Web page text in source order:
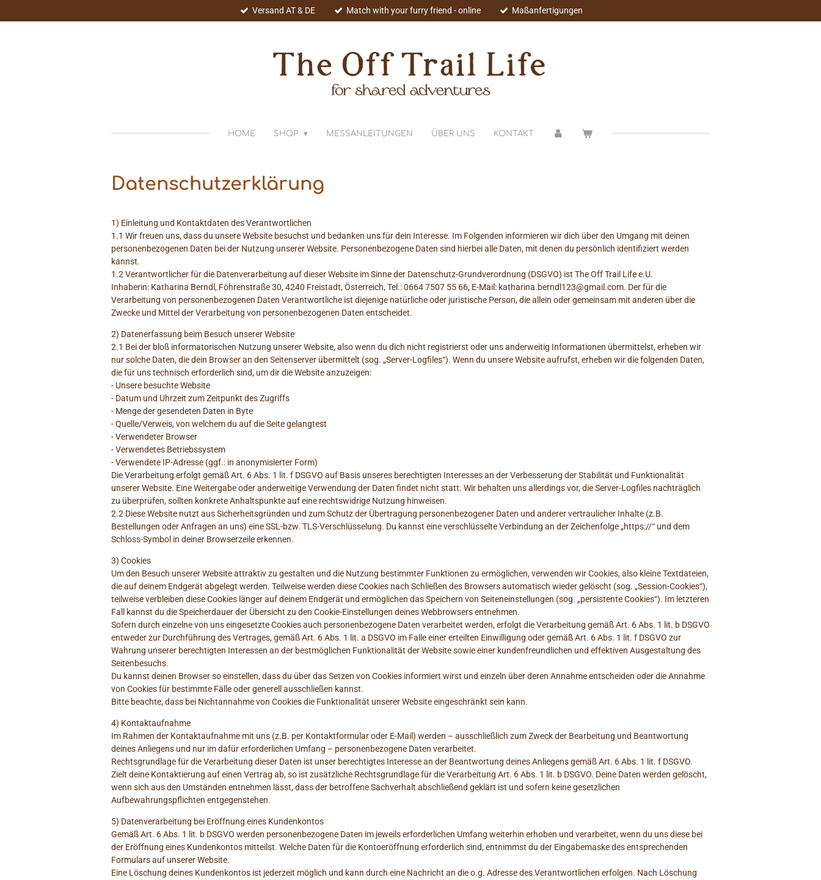
Hauptinhalt
Versand AT & DE Match with your furry friend - online Maßanfertigungen
HOME SHOP MESSANLEITUNGEN ÜBER UNS KONTAKT
Datenschutzerklärung
1) Einleitung und Kontaktdaten des Verantwortlichen
1.1 Wir freuen uns, dass du unsere Website besuchst und bedanken uns für dein Interesse. Im Folgenden informieren wir dich über den Umgang mit deinen
personenbezogenen Daten bei der Nutzung unserer Website. Personenbezogene Daten sind hierbei alle Daten, mit denen du persönlich identifiziert werden
kannst.
1.2 Verantwortlicher für die Datenverarbeitung auf dieser Website im Sinne der Datenschutz-Grundverordnung (DSGVO) ist The Off Trail Life e.U.
Inhaberin: Katharina Berndl, Föhrenstraße 30, 4240 Freistadt, Österreich, Tel.: 0664 7507 55 66, E-Mail: katharina.berndl123@gmail.com. Der für die
Verarbeitung von personenbezogenen Daten Verantwortliche ist diejenige natürliche oder juristische Person, die allein oder gemeinsam mit anderen über die
Zwecke und Mittel der Verarbeitung von personenbezogenen Daten entscheidet.
2) Datenerfassung beim Besuch unserer Website
2.1 Bei der bloß informatorischen Nutzung unserer Website, also wenn du dich nicht registrierst oder uns anderweitig Informationen übermittelst, erheben wir
nur solche Daten, die dein Browser an den Seitenserver übermittelt (sog. „Server-Logfiles“). Wenn du unsere Website aufrufst, erheben wir die folgenden Daten,
die für uns technisch erforderlich sind, um dir die Website anzuzeigen:
- Unsere besuchte Website
- Datum und Uhrzeit zum Zeitpunkt des Zugriffs
- Menge der gesendeten Daten in Byte
- Quelle/Verweis, von welchem du auf die Seite gelangtest
- Verwendeter Browser
- Verwendetes Betriebssystem
- Verwendete IP-Adresse (ggf.: in anonymisierter Form)
Die Verarbeitung erfolgt gemäß Art. 6 Abs. 1 lit. f DSGVO auf Basis unseres berechtigten Interesses an der Verbesserung der Stabilität und Funktionalität
unserer Website. Eine Weitergabe oder anderweitige Verwendung der Daten findet nicht statt. Wir behalten uns allerdings vor, die Server-Logfiles nachträglich
zu überprüfen, sollten konkrete Anhaltspunkte auf eine rechtswidrige Nutzung hinweisen.
2.2 Diese Website nutzt aus Sicherheitsgründen und zum Schutz der Übertragung personenbezogener Daten und anderer vertraulicher Inhalte (z.B.
Bestellungen oder Anfragen an uns) eine SSL-bzw. TLS-Verschlüsselung. Du kannst eine verschlüsselte Verbindung an der Zeichenfolge „https://“ und dem
Schloss-Symbol in deiner Browserzeile erkennen.
3) Cookies
Um den Besuch unserer Website attraktiv zu gestalten und die Nutzung bestimmter Funktionen zu ermöglichen, verwenden wir Cookies, also kleine Textdateien,
die auf deinem Endgerät abgelegt werden. Teilweise werden diese Cookies nach Schließen des Browsers automatisch wieder gelöscht (sog. „Session-Cookies“),
teilweise verbleiben diese Cookies länger auf deinem Endgerät und ermöglichen das Speichern von Seiteneinstellungen (sog. „persistente Cookies“). Im letzteren
Fall kannst du die Speicherdauer der Übersicht zu den Cookie-Einstellungen deines Webbrowsers entnehmen.
Sofern durch einzelne von uns eingesetzte Cookies auch personenbezogene Daten verarbeitet werden, erfolgt die Verarbeitung gemäß Art. 6 Abs. 1 lit. b DSGVO
entweder zur Durchführung des Vertrages, gemäß Art. 6 Abs. 1 lit. a DSGVO im Falle einer erteilten Einwilligung oder gemäß Art. 6 Abs. 1 lit. f DSGVO zur
Wahrung unserer berechtigten Interessen an der bestmöglichen Funktionalität der Website sowie einer kundenfreundlichen und effektiven Ausgestaltung des
Seitenbesuchs.
Du kannst deinen Browser so einstellen, dass du über das Setzen von Cookies informiert wirst und einzeln über deren Annahme entscheiden oder die Annahme
von Cookies für bestimmte Fälle oder generell ausschließen kannst.
Bitte beachte, dass bei Nichtannahme von Cookies die Funktionalität unserer Website eingeschränkt sein kann.
4) Kontaktaufnahme
Im Rahmen der Kontaktaufnahme mit uns (z.B. per Kontaktformular oder E-Mail) werden – ausschließlich zum Zweck der Bearbeitung und Beantwortung
deines Anliegens und nur im dafür erforderlichen Umfang – personenbezogene Daten verarbeitet.
Rechtsgrundlage für die Verarbeitung dieser Daten ist unser berechtigtes Interesse an der Beantwortung deines Anliegens gemäß Art. 6 Abs. 1 lit. f DSGVO.
Zielt deine Kontaktierung auf einen Vertrag ab, so ist zusätzliche Rechtsgrundlage für die Verarbeitung Art. 6 Abs. 1 lit. b DSGVO. Deine Daten werden gelöscht,
wenn sich aus den Umständen entnehmen lässt, dass der betroffene Sachverhalt abschließend geklärt ist und sofern keine gesetzlichen
Aufbewahrungspflichten entgegenstehen.
5) Datenverarbeitung bei Eröffnung eines Kundenkontos
Gemäß Art. 6 Abs. 1 lit. b DSGVO werden personenbezogene Daten im jeweils erforderlichen Umfang weiterhin erhoben und verarbeitet, wenn du uns diese bei
der Eröffnung eines Kundenkontos mitteilst. Welche Daten für die Kontoeröffnung erforderlich sind, entnimmst du der Eingabemaske des entsprechenden
Formulars auf unserer Website.
Eine Löschung deines Kundenkontos ist jederzeit möglich und kann durch eine Nachricht an die o.g. Adresse des Verantwortlichen erfolgen. Nach Löschung